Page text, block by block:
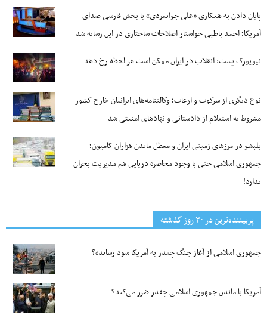
پایان دادن به همکاری «علی جوانمردی» با بخش فارسی صدای
آمریکا؛ احمد باطبی خواستار اصلاحات ساختاری در این رسانه شد
نیویورک پست: انقلاب در ایران ممکن است هر لحظه رخ دهد
نوع دیگری از سرکوب و ارعاب؛ وکالتنامه‌های ایرانیان خارج کشور
مشروط به استعلام از دادستانی و نهادهای امنیتی شد
بلبشو در مرزهای زمینی ایران و معطل ماندن هزاران کامیون؛
جمهوری اسلامی حتی با وجود محاصره دریایی هم مدیریت بحران
ندارد!
پربیننده‌ترین‌ در ۳۰ روز گذشته
جمهوری اسلامی از آغاز جنگ چقدر به آمریکا سود رسانده؟
آمریکا با ماندن جمهوری اسلامی چقدر ضرر می‌کند؟